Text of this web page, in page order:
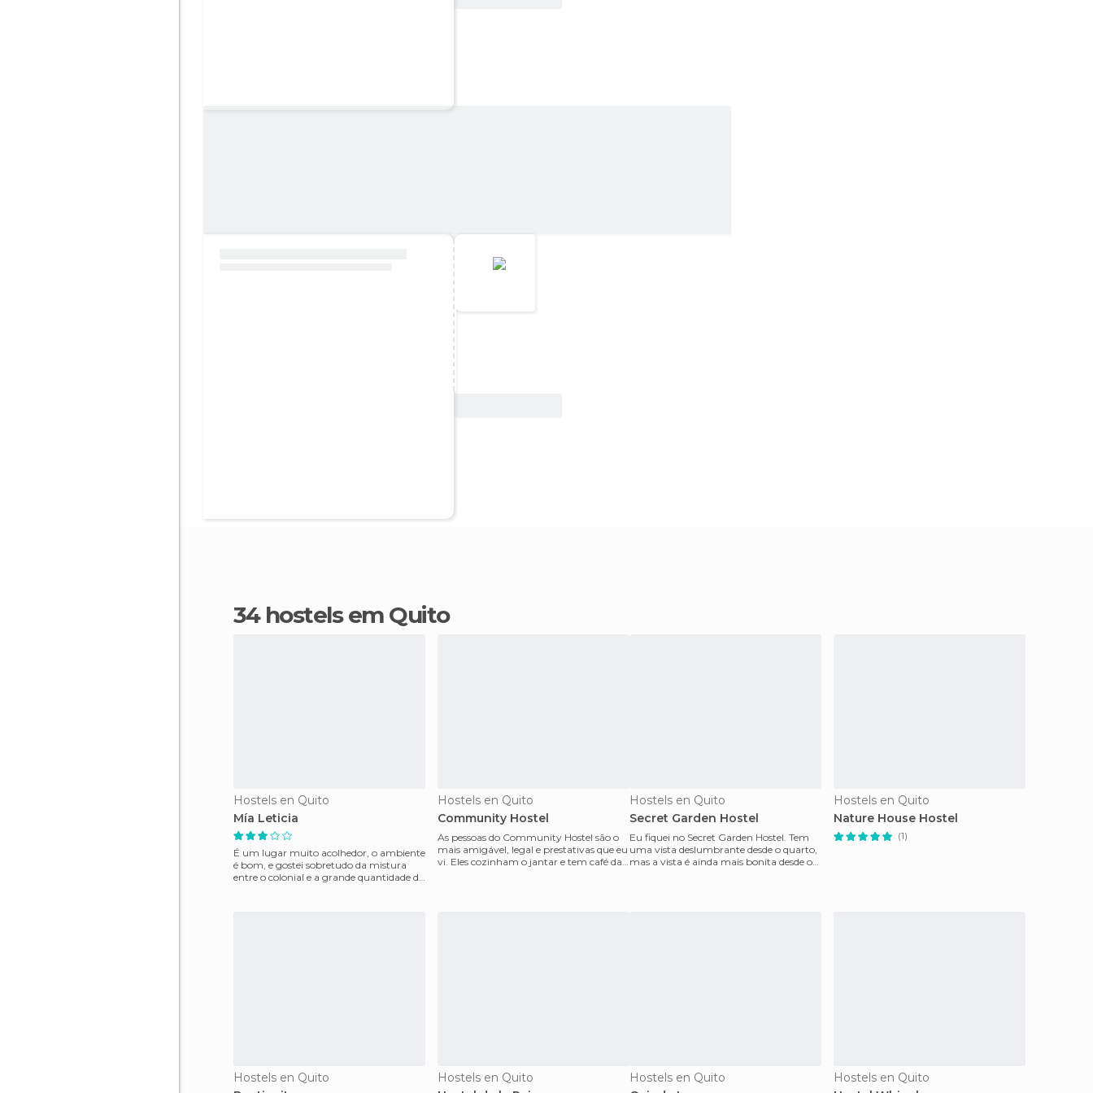
34 hostels em Quito
Hostels en Quito
Mía Leticia
É um lugar muito acolhedor, o ambiente
é bom, e gostei sobretudo da mistura
entre o colonial e a grande quantidade de
Hostels en Quito
Community Hostel
As pessoas do Community Hostel são o
mais amigável, legal e prestativas que eu
vi. Eles cozinham o jantar e tem café da
Hostels en Quito
Secret Garden Hostel
Eu fiquei no Secret Garden Hostel. Tem
uma vista deslumbrante desde o quarto,
mas a vista é ainda mais bonita desde o
Hostels en Quito
Nature House Hostel
(1)
Hostels en Quito
Hostels en Quito
Hostels en Quito
Hostels en Quito